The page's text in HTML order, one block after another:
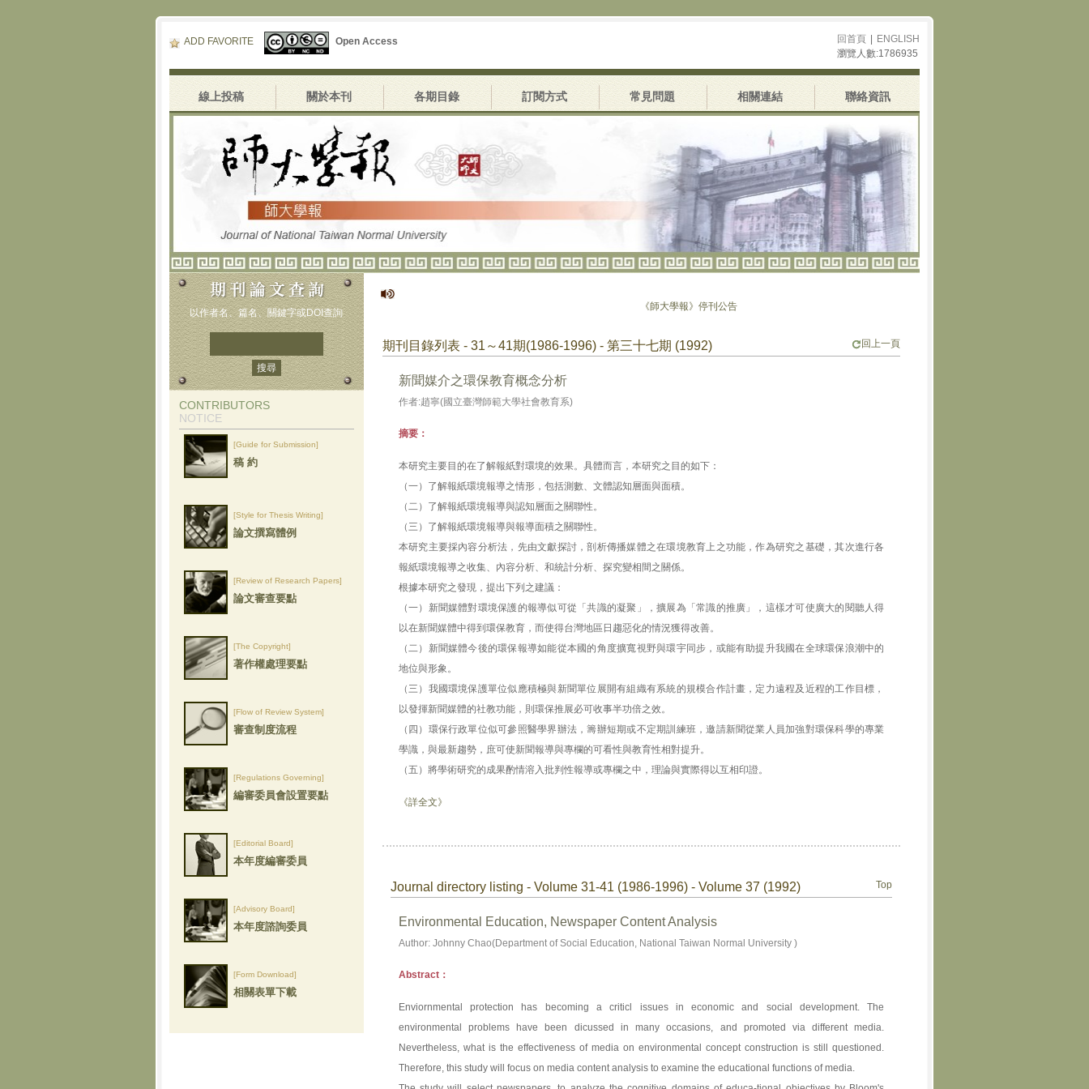
ADD FAVORITE Open Access 回首頁
ENGLISH
瀏覽人數:1786935
線上投稿 關於本刊 各期目錄 訂閱方式 常見問題 相關連結 聯絡資訊
以作者名、篇名、關鍵字或DOI查詢
CONTRIBUTORS
NOTICE
[Guide for Submission]
稿 約
[Style for Thesis Writing]
論文撰寫體例
[Review of Research Papers]
論文審查要點
[The Copyright]
著作權處理要點
[Flow of Review System]
審查制度流程
[Regulations Governing]
編審委員會設置要點
[Editorial Board]
本年度編審委員
[Advisory Board]
本年度諮詢委員
[Form Download]
相關表單下載
《師大學報》停刊公告
期刊目錄列表 - 31～41期(1986-1996) - 第三十七期 (1992) 回上一頁
新聞媒介之環保教育概念分析
作者:趙寧(國立臺灣師範大學社會教育系)
摘要：
本研究主要目的在了解報紙對環境的效果。具體而言，本研究之目的如下：
（一）了解報紙環境報導之情形，包括測數、文體認知層面與面積。
（二）了解報紙環境報導與認知層面之關聯性。
（三）了解報紙環境報導與報導面積之關聯性。
本研究主要採內容分析法，先由文獻探討，剖析傳播媒體之在環境教育上之功能，作為研究之基礎，其次進行各
報紙環境報導之收集、內容分析、和統計分析、探究變相間之關係。
根據本研究之發現，提出下列之建議：
（一）新聞媒體對環境保護的報導似可從「共識的凝聚」，擴展為「常識的推廣」，這樣才可使廣大的閱聽人得
以在新聞媒體中得到環保教育，而使得台灣地區日趨惡化的情況獲得改善。
（二）新聞媒體今後的環保報導如能從本國的角度擴寬視野與環宇同步，或能有助提升我國在全球環保浪潮中的
地位與形象。
（三）我國環境保護單位似應積極與新聞單位展開有組織有系統的規模合作計畫，定力遠程及近程的工作目標，
以發揮新聞媒體的社教功能，則環保推展必可收事半功倍之效。
（四）環保行政單位似可參照醫學界辦法，籌辦短期或不定期訓練班，邀請新聞從業人員加強對環保科學的專業
學識，與最新趨勢，庶可使新聞報導與專欄的可看性與教育性相對提升。
（五）將學術研究的成果酌情溶入批判性報導或專欄之中，理論與實際得以互相印證。
《詳全文》
Journal directory listing - Volume 31-41 (1986-1996) - Volume 37 (1992) Top
Environmental Education, Newspaper Content Analysis
Author: Johnny Chao(Department of Social Education, National Taiwan Normal University )
Abstract：
Enviornmental protection has becoming a criticl issues in economic and social development. The
environmental problems have been dicussed in many occasions, and promoted via different media.
Nevertheless, what is the effectiveness of media on environmental concept construction is still questioned.
Therefore, this study will focus on media content analysis to examine the educational functions of media.